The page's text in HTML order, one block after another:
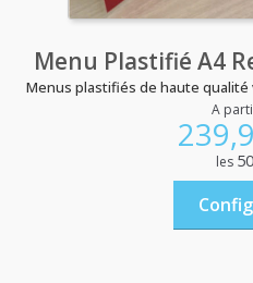
Menu Plastifié A4
Menus plastifiés de haute
A
les 50